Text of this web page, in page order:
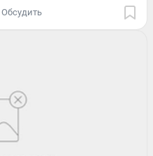
Обсудить